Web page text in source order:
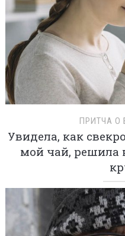
ПРИТЧА О
Увидела, как
мой чай, решила